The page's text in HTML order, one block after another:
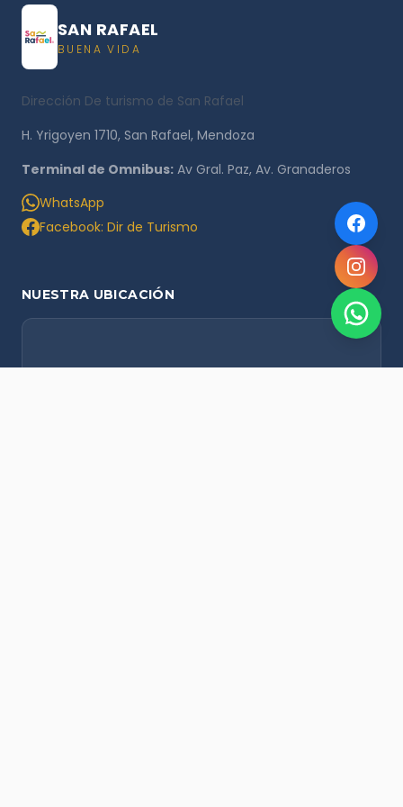
SAN RAFAEL
BUENA VIDA
Dirección De turismo de San Rafael
H. Yrigoyen 1710, San Rafael, Mendoza
Terminal de Omnibus: Av Gral. Paz, Av. Granaderos
WhatsApp
Facebook: Dir de Turismo
NUESTRA UBICACIÓN